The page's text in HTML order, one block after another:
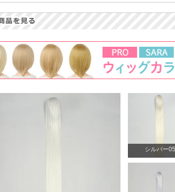
シルバー05